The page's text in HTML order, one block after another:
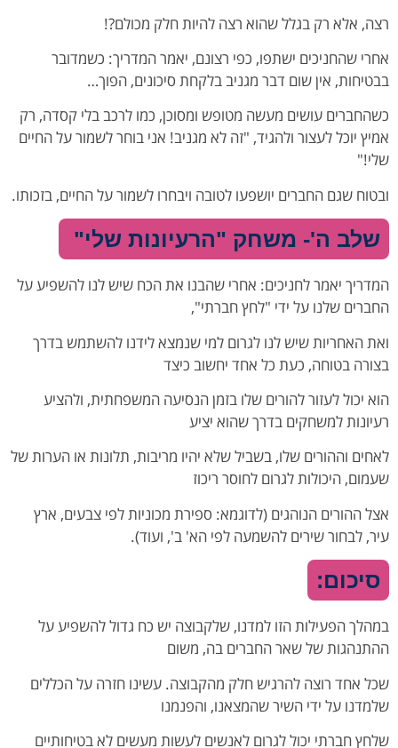
רצה, אלא רק בגלל שהוא רצה להיות חלק מכולם?!
אחרי שהחניכים ישתפו, כפי רצונם, יאמר המדריך: כשמדובר
בבטיחות, אין שום דבר מגניב בלקחת סיכונים, הפוך…
כשהחברים עושים מעשה מטופש ומסוכן, כמו לרכב בלי קסדה, רק
אמיץ יוכל לעצור ולהגיד, "זה לא מגניב! אני בוחר לשמור על החיים
שלי!"
ובטוח שגם החברים יושפעו לטובה ויבחרו לשמור על החיים, בזכותו.
שלב ה'- משחק "הרעיונות שלי"
המדריך יאמר לחניכים: אחרי שהבנו את הכח שיש לנו להשפיע על
החברים שלנו על ידי "לחץ חברתי",
ואת האחריות שיש לנו לגרום למי שנמצא לידנו להשתמש בדרך
בצורה בטוחה, כעת כל אחד יחשוב כיצד
הוא יכול לעזור להורים שלו בזמן הנסיעה המשפחתית, ולהציע
רעיונות למשחקים בדרך שהוא יציע
לאחים וההורים שלו, בשביל שלא יהיו מריבות, תלונות או הערות של
שעמום, היכולות לגרום לחוסר ריכוז
אצל ההורים הנוהגים (לדוגמא: ספירת מכוניות לפי צבעים, ארץ
עיר, לבחור שירים להשמעה לפי הא' ב', ועוד).
סיכום:
במהלך הפעילות הזו למדנו, שלקבוצה יש כח גדול להשפיע על
ההתנהגות של שאר החברים בה, משום
שכל אחד רוצה להרגיש חלק מהקבוצה. עשינו חזרה על הכללים
שלמדנו על ידי השיר שהמצאנו, והפנמנו
שלחץ חברתי יכול לגרום לאנשים לעשות מעשים לא בטיחותיים